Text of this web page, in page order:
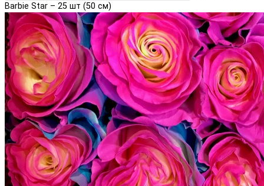
Barbie Star – 25 шт (50 см)